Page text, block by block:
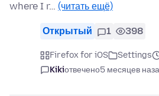
where I r… (читать ещё)
Открытый 1 398
Firefox for iOS Settings
Kikiотвечено5 месяцев